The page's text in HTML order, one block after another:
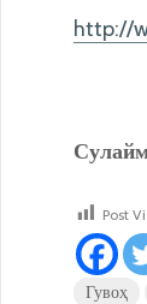
http://
Post
Гувоҳ